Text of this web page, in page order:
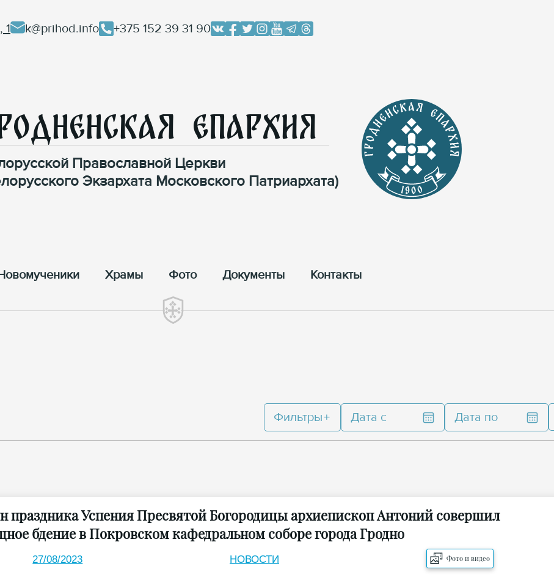
1 k@prihod.info +375 152 39 31 90
Епархия
Православной Церкви
Экзархата Московского Патриархата)
Храмы Фото Документы Контакты
Фильтры Дата с Дата по
праздника Успения Пресвятой Богородицы архиепископ Антоний совершил
бдение в Покровском кафедральном соборе города Гродно
27/08/2023 НОВОСТИ Фото и видео